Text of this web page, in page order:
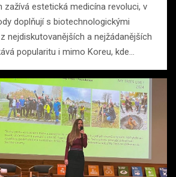
zažívá estetická medicína revoluci, v
doplňují s biotechnologickými
nejdiskutovanějších a nejžádanějších
popularitu i mimo Koreu, kde…